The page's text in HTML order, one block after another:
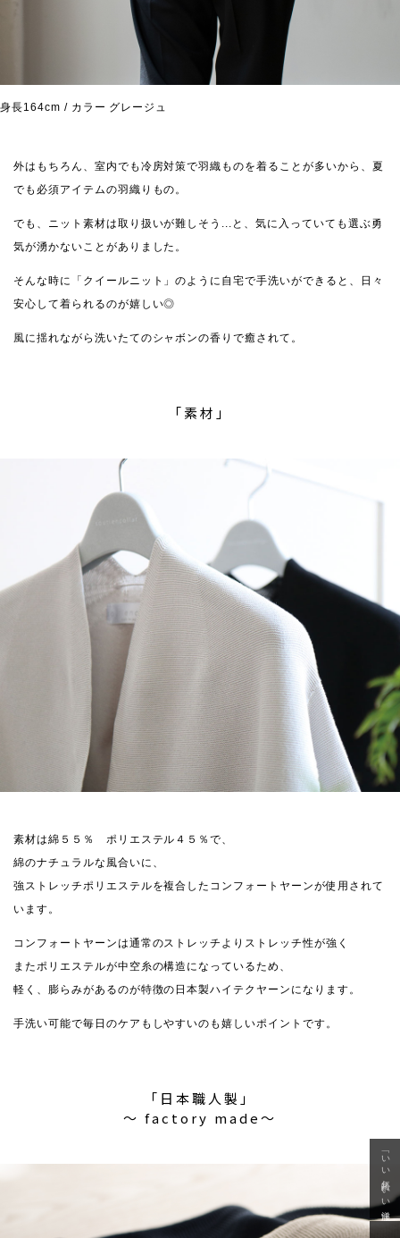
身長164cm / カラー グレージュ
外はもちろん、室内でも冷房対策で羽織ものを着ることが多いから、夏
でも必須アイテムの羽織りもの。
でも、ニット素材は取り扱いが難しそう...と、気に入っていても選ぶ勇
気が湧かないことがありました。
そんな時に「クイールニット」のように自宅で手洗いができると、日々
安心して着られるのが嬉しい◎
風に揺れながら洗いたてのシャボンの香りで癒されて。
「素材」
素材は綿５５％ ポリエステル４５％で、
綿のナチュラルな風合いに、
強ストレッチポリエステルを複合したコンフォートヤーンが使用されて
います。
コンフォートヤーンは通常のストレッチよりストレッチ性が強く
またポリエステルが中空糸の構造になっているため、
軽く、膨らみがあるのが特徴の日本製ハイテクヤーンになります。
手洗い可能で毎日のケアもしやすいのも嬉しいポイントです。
「日本職人製」
〜 factory made〜
「いい年齢 いい洋服」